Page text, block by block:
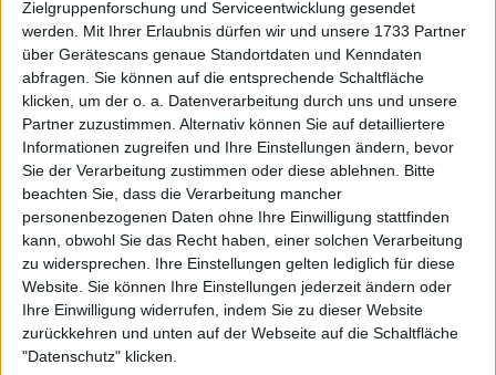
Zielgruppenforschung und Serviceentwicklung gesendet
werden.
Mit Ihrer Erlaubnis dürfen wir und unsere 1733 Partner
über Gerätescans genaue Standortdaten und Kenndaten
abfragen. Sie können auf die entsprechende Schaltfläche
klicken, um der o. a. Datenverarbeitung durch uns und unsere
Partner zuzustimmen. Alternativ können Sie auf detailliertere
Informationen zugreifen und Ihre Einstellungen ändern, bevor
Sie der Verarbeitung zustimmen oder diese ablehnen.
Bitte
beachten Sie, dass die Verarbeitung mancher
personenbezogenen Daten ohne Ihre Einwilligung stattfinden
kann, obwohl Sie das Recht haben, einer solchen Verarbeitung
zu widersprechen. Ihre Einstellungen gelten lediglich für diese
Website. Sie können Ihre Einstellungen jederzeit ändern oder
Ihre Einwilligung widerrufen, indem Sie zu dieser Website
zurückkehren und unten auf der Webseite auf die Schaltfläche
"Datenschutz" klicken.
dass es so etwas gibt, also habe ich so etwas nicht
erwartet", sagte sie später.
Weiterlesen
WTA-Rennen 2025: Aryna
Sabalenka und Coco Gauff führen
nach der ersten Woche der
Saison
"Aber es ist wahrscheinlich das einzige Mal, dass man
im Tennis MVP werden kann, also ist das ziemlich
cool. Ich denke, das ist eine der Trophäen, die ich
vielleicht sogar außerhalb der Box lasse", sagte die